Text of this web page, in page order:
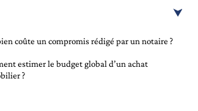
coûte un compromis rédigé par un notaire ?
estimer le budget global d’un achat
?